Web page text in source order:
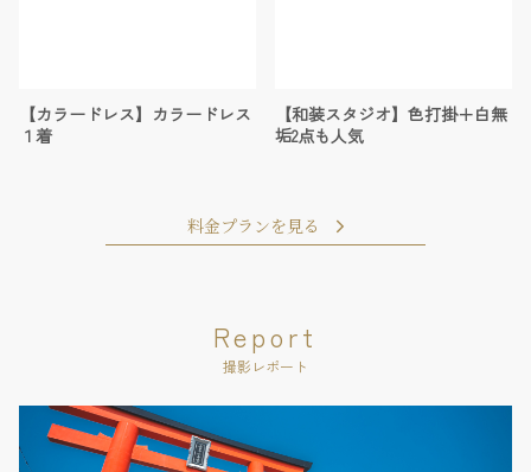
【カラードレス】カラードレス
１着
【和装スタジオ】色打掛＋白無
垢2点も人気
料金プランを見る
Report
撮影レポート